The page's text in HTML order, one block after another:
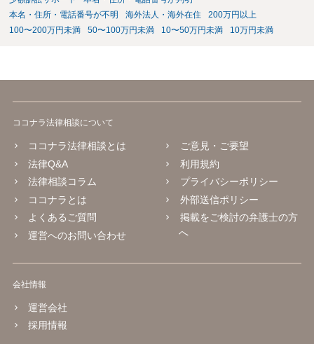
本名・住所・電話番号が不明
海外法人・海外在住
200万円以上
100〜200万円未満
50〜100万円未満 10〜50万円未満 10万円未満
ココナラ法律相談について
ココナラ法律相談とは
法律Q&A
法律相談コラム
ココナラとは
よくあるご質問
運営へのお問い合わせ
ご意見・ご要望
利用規約
プライバシーポリシー
外部送信ポリシー
掲載をご検討の弁護士の方
へ
会社情報
運営会社
採用情報